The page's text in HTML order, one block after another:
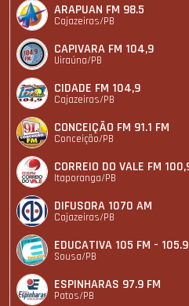
ARAPUAN FM 98.5
Cajazeiras/PB
CAPIVARA FM 104,9
Uiraúna/PB
CIDADE FM 104,9
Cajazeiras/PB
CONCEIÇÃO FM 91.1 FM
Conceição/PB
CORREIO DO VALE FM
Itaporanga/PB
DIFUSORA 1070 AM
Cajazeiras/PB
EDUCATIVA 105 FM -
Sousa/PB
ESPINHARAS 97.9 FM
Patos/PB